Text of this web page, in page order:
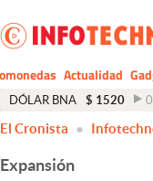
Dólar
Economía y Política
Finanzas y Mercados
Mercados Online
Actualidad
DÓLAR BNA $ 1520
El Cronista
Expansión